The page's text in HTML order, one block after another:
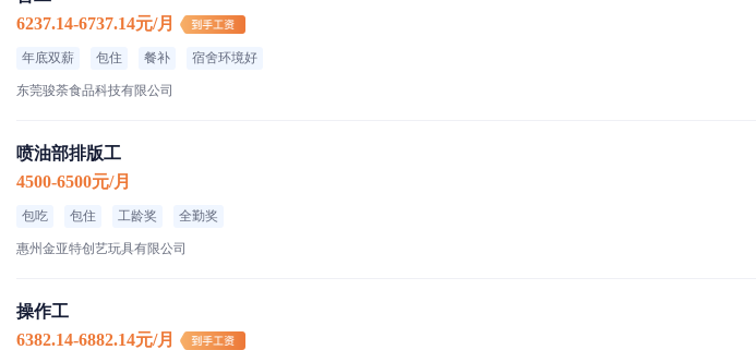
6237.14-6737.14元/月
年底双薪 包住 餐补 宿舍环境好
东莞骏荼食品科技有限公司
喷油部排版工
4500-6500元/月
包吃 包住 工龄奖 全勤奖
惠州金亚特创艺玩具有限公司
操作工
6382.14-6882.14元/月